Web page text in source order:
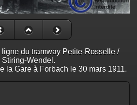
ligne du tramway Petite-Rosselle /
Stiring-Wendel.
la Gare à Forbach le 30 mars 1911.